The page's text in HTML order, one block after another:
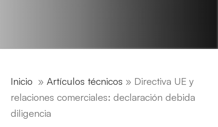
Inicio »Artículos técnicos » Directiva UE y
relaciones comerciales: declaración debida
diligencia